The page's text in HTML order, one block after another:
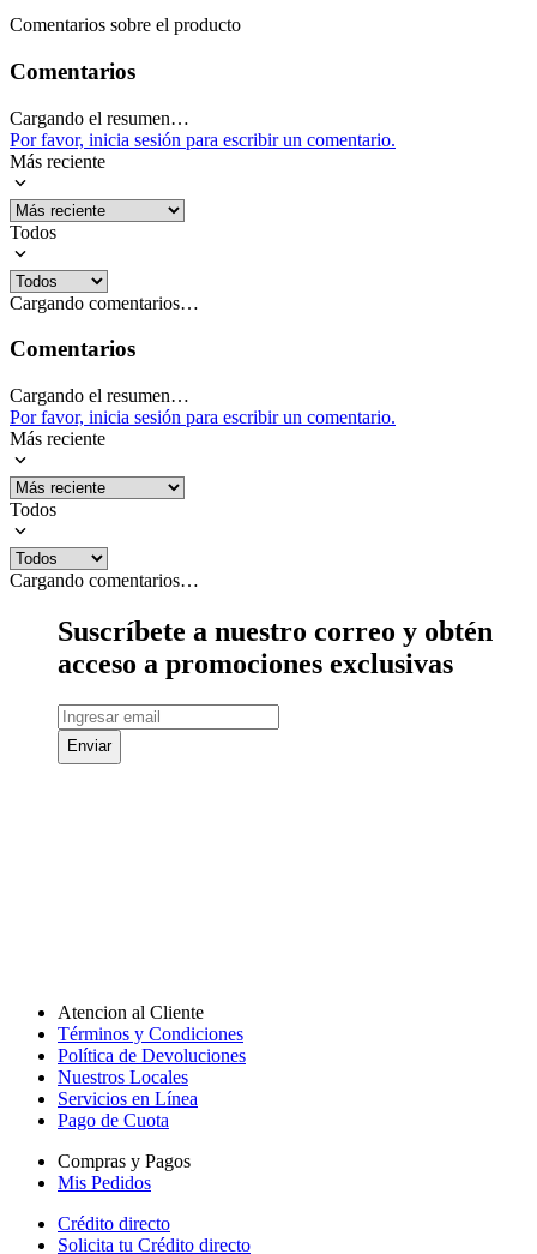
Comentarios sobre el producto
Comentarios
Cargando el resumen…
Por favor, inicia sesión para escribir un comentario.
Más reciente
Todos
Cargando comentarios…
Comentarios
Cargando el resumen…
Por favor, inicia sesión para escribir un comentario.
Más reciente
Todos
Cargando comentarios…
Suscríbete a nuestro correo y obtén
acceso a promociones exclusivas
Enviar
Atencion al Cliente
Términos y Condiciones
Política de Devoluciones
Nuestros Locales
Servicios en Línea
Pago de Cuota
Compras y Pagos
Mis Pedidos
Crédito directo
Solicita tu Crédito directo